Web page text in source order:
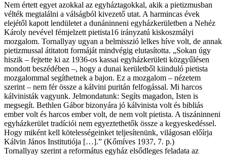
Nem értett egyet azokkal az egyháztagokkal, akik a pietizmusban
vélték megtalálni a válságból kivezető utat. A harmincas évek
elejétől kapott lendületet a dunáninneni egyházkerületben a Nehéz
Károly nevével fémjelzett pietista16 irányzatú kiskoszmályi
mozgalom. Tornallyay ugyan a belmisszió lelkes híve volt, de annak
pietizmussal átitatott formáját mindvégig elutasította. „Sokan úgy
hiszik – fejtette ki az 1936-os kassai egyházkerületi közgyűlésen
mondott beszédében –, hogy a dunai kerületből kiinduló pietista
mozgalommal segíthetnek a bajon. Ez a mozgalom – nézetem
szerint – nem fér össze a kálvini puritán felfogással. Mi harcos
kálvinisták vagyunk. Jelmondatunk: Segíts magadon, Isten is
megsegít. Bethlen Gábor bizonyára jó kálvinista volt és bibliás
ember volt és harcos ember volt, de nem volt pietista. A tiszáninneni
egyházkerület tradíciói nem egyeztethetők össze a kegyeskedéssel.
Hogy miként kell kötelességeinket teljesítenünk, világosan előírja
Kálvin János Institutiója […].” (Kőmíves 1937, 7. p.)
Tornallyay szerint a református egyház elsődleges feladata az